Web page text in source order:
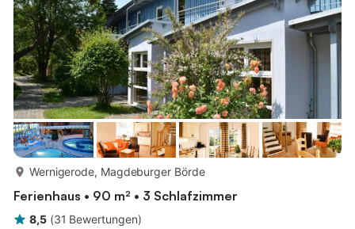
Spieleabe...
Wernigerode, Magdeburger Börde
Ferienhaus • 90 m² • 3 Schlafzimmer
8,5 (31 Bewertungen)